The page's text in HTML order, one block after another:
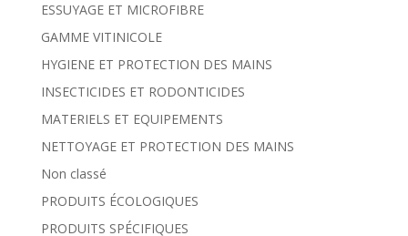
ESSUYAGE ET MICROFIBRE
GAMME VITINICOLE
HYGIENE ET PROTECTION DES MAINS
INSECTICIDES ET RODONTICIDES
MATERIELS ET EQUIPEMENTS
NETTOYAGE ET PROTECTION DES MAINS
Non classé
PRODUITS ÉCOLOGIQUES
PRODUITS SPÉCIFIQUES